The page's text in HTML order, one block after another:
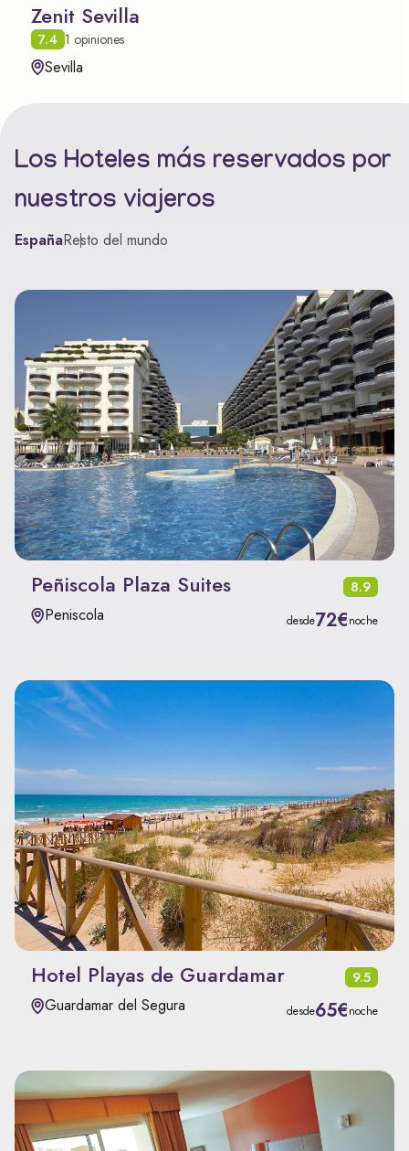
Zenit Sevilla
7.4 1 opiniones
Sevilla
Los Hoteles más reservados por
nuestros viajeros
EspañaResto del mundo
Peñiscola Plaza Suites 8.9
Peniscola desde72€noche
Hotel Playas de Guardamar 9.5
Guardamar del Segura desde65€noche